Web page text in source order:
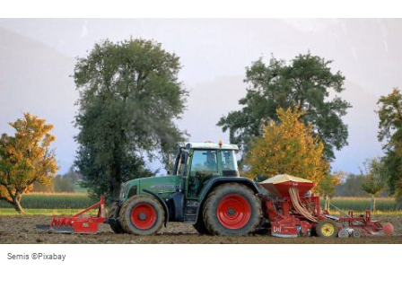
Semis ©Pixabay